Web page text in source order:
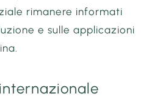
rimanere informati
e sulle applicazioni